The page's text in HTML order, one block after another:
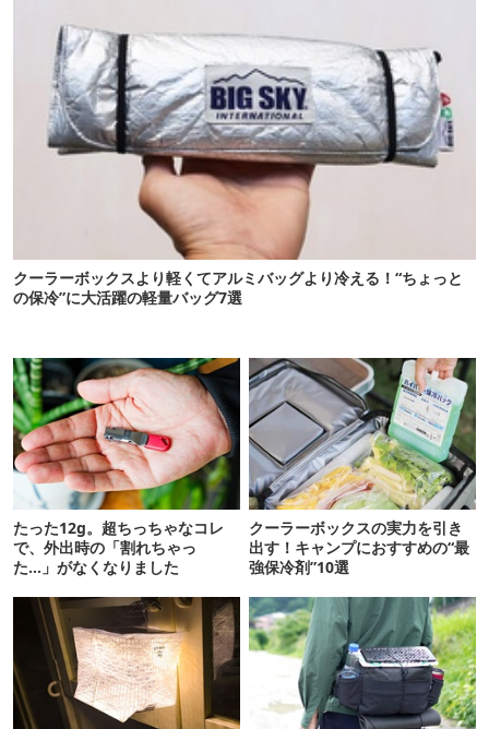
クーラーボックスより軽くてアルミバッグより冷える！“ちょっと
の保冷”に大活躍の軽量バッグ7選
たった12g。超ちっちゃなコレ
で、外出時の「割れちゃっ
た…」がなくなりました
クーラーボックスの実力を引き
出す！キャンプにおすすめの“最
強保冷剤”10選